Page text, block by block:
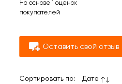
На основе 1 оценок
покупателей
Оставить свой отзыв
Сортировать по: Дате